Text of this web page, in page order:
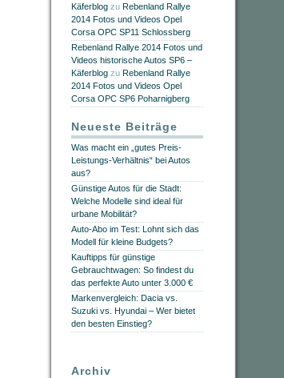
Käferblog zu Rebenland Rallye
2014 Fotos und Videos Opel
Corsa OPC SP11 Schlossberg
Rebenland Rallye 2014 Fotos und
Videos historische Autos SP6 –
Käferblog zu Rebenland Rallye
2014 Fotos und Videos Opel
Corsa OPC SP6 Poharnigberg
Neueste Beiträge
Was macht ein „gutes Preis-
Leistungs-Verhältnis“ bei Autos
aus?
Günstige Autos für die Stadt:
Welche Modelle sind ideal für
urbane Mobilität?
Auto-Abo im Test: Lohnt sich das
Modell für kleine Budgets?
Kauftipps für günstige
Gebrauchtwagen: So findest du
das perfekte Auto unter 3.000 €
Markenvergleich: Dacia vs.
Suzuki vs. Hyundai – Wer bietet
den besten Einstieg?
Archiv